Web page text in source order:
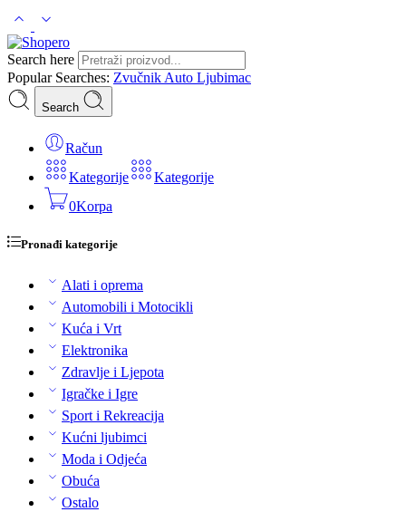
Search here
Popular Searches: Zvučnik Auto Ljubimac
Search
Račun
Kategorije
Kategorije
0Korpa
Pronađi kategorije
Alati i oprema
Automobili i Motocikli
Kuća i Vrt
Elektronika
Zdravlje i Ljepota
Igračke i Igre
Sport i Rekreacija
Kućni ljubimci
Moda i Odjeća
Obuća
Ostalo